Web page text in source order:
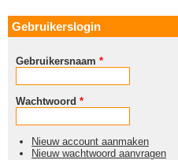
Gebruikerslogin
Gebruikersnaam *
Wachtwoord *
Nieuw account aanmaken
Nieuw wachtwoord aanvragen